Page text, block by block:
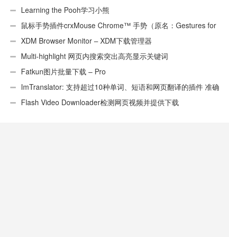
Learning the Pooh学习小熊
鼠标手势插件crxMouse Chrome™ 手势（原名：Gestures for
Chrome(TM)汉化版）
XDM Browser Monitor – XDM下载管理器
Multi-highlight 网页内搜索突出高亮显示关键词
Fatkun图片批量下载 – Pro
ImTranslator: 支持超过10种单词、短语和网页翻译的插件 准确
性不错Flash Video Downloader检测网页视频并提供下载